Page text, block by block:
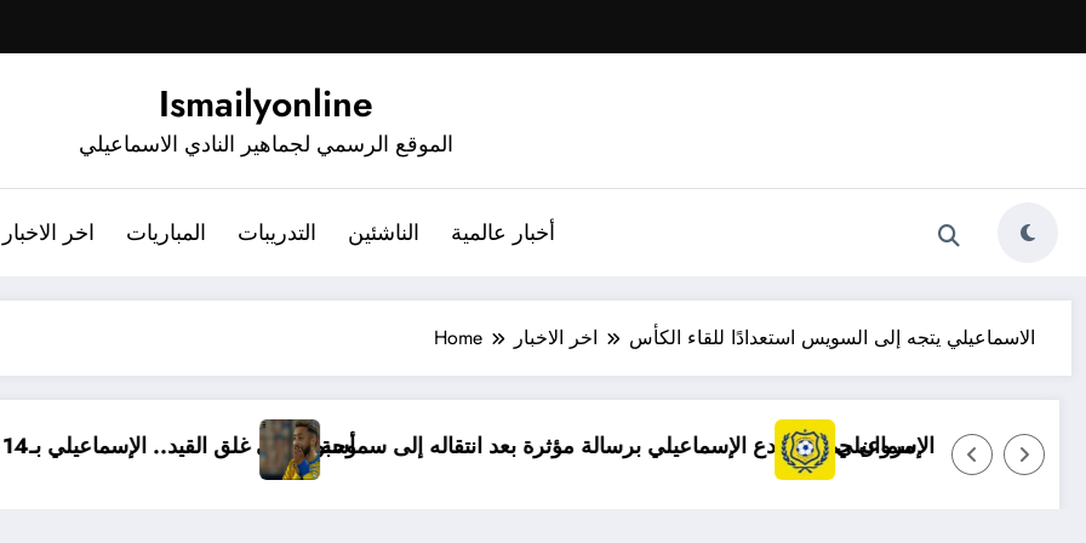
Ismailyonline
الموقع الرسمي لجماهير النادي الاسماعيلي
اخر الاخبار المباريات التدريبات الناشئين أخبار عالمية
Home اخر الاخبار الاسماعيلي يتجه إلى السويس استعدادًا للقاء الكأس
أسبوع على غلق القيد..مروان حمدي يودع الإسماعيلي برسالة مؤثرة بعد انتقاله إلى سموحةتوضيح مهم بشأن قضايا الإسماعيلي